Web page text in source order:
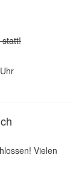
statt!
Vielen